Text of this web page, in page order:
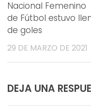
Nacional Femenino
de Fútbol estuvo
de goles
29 DE MARZO DE 2021
DEJA UNA